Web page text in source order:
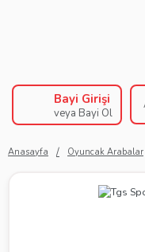
Bayi Girişi
veya Bayi Ol
Anasayfa Oyuncak Arabalar